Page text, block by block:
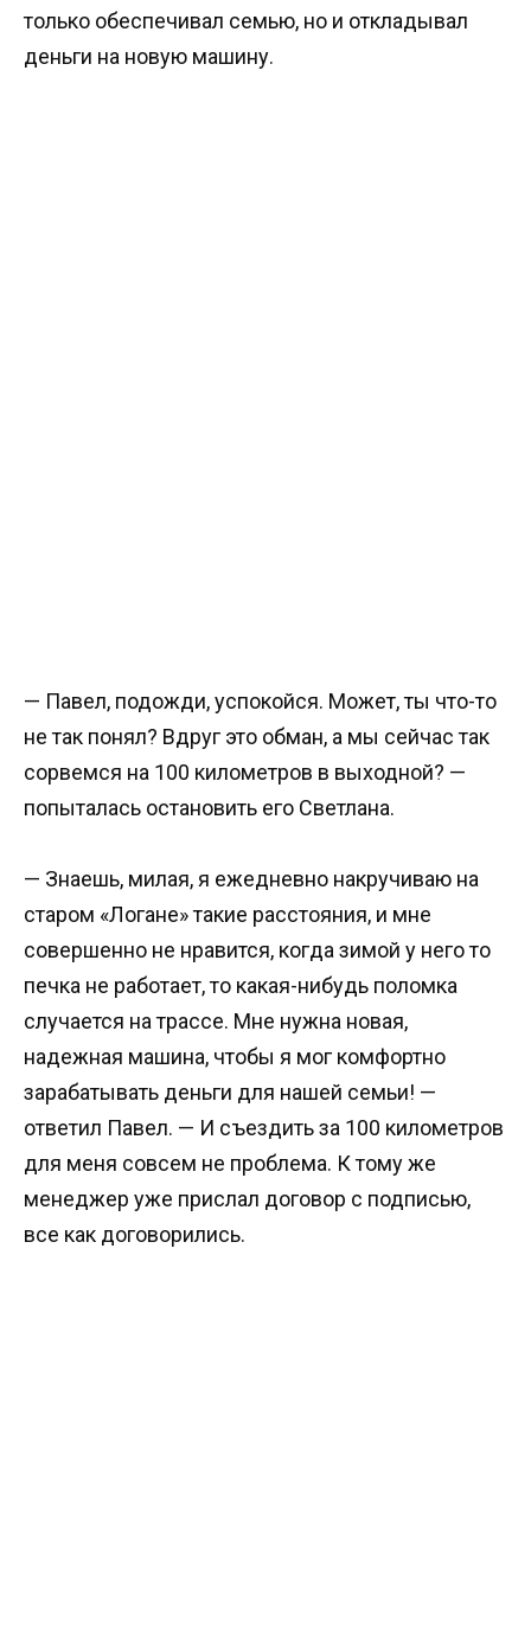
только обеспечивал семью, но и откладывал
деньги на новую машину.
— Павел, подожди, успокойся. Может, ты что-то
не так понял? Вдруг это обман, а мы сейчас так
сорвемся на 100 километров в выходной? —
попыталась остановить его Светлана.
— Знаешь, милая, я ежедневно накручиваю на
старом «Логане» такие расстояния, и мне
совершенно не нравится, когда зимой у него то
печка не работает, то какая-нибудь поломка
случается на трассе. Мне нужна новая,
надежная машина, чтобы я мог комфортно
зарабатывать деньги для нашей семьи! —
ответил Павел. — И съездить за 100 километров
для меня совсем не проблема. К тому же
менеджер уже прислал договор с подписью,
все как договорились.